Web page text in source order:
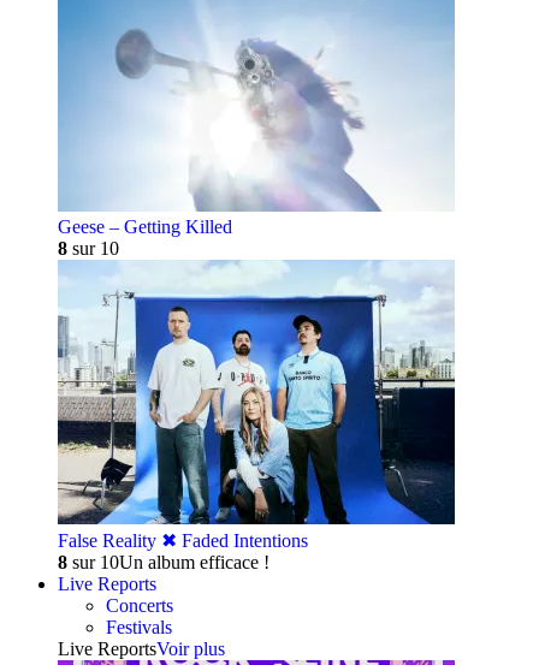
Geese – Getting Killed
8 sur 10
False Reality ✖︎ Faded Intentions
8 sur 10Un album efficace !
Live Reports
Concerts
Festivals
Live ReportsVoir plus